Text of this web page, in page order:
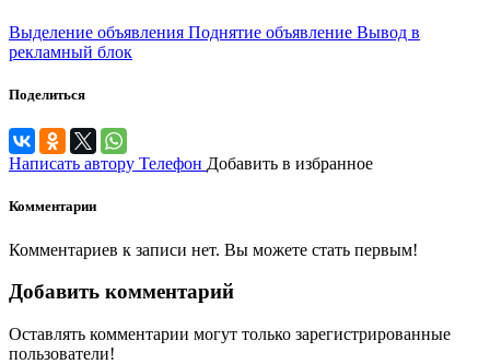
Выделение объявления Поднятие объявление Вывод в
рекламный блок
Поделиться
Написать автору Телефон Добавить в избранное
Комментарии
Комментариев к записи нет. Вы можете стать первым!
Добавить комментарий
Оставлять комментарии могут только зарегистрированные
пользователи!